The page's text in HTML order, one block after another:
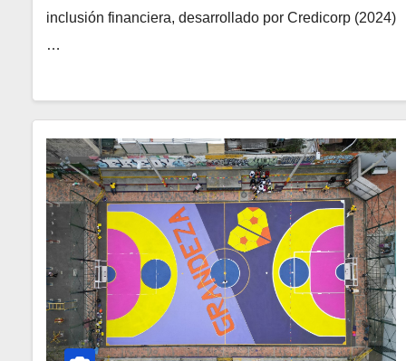
inclusión financiera, desarrollado por Credicorp (2024)
…